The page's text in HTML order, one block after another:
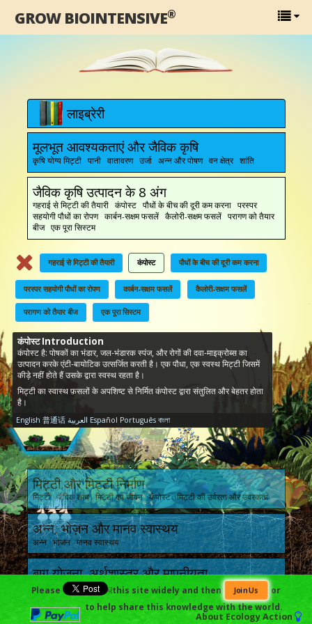
GROW BIOINTENSIVE®
लाइब्रेरी
मूलभूत आवश्यकताएं और जैविक कृषि
कृषि योग्य मिट्टी पानी वातावरण उर्जा अन्न और पोषण वन क्षेत्र शांति
जैविक कृषि उत्पादन के 8 अंग
गहराई से मिट्टी की तैयारी कंपोस्ट पौधों के बीच की दूरी कम करना परस्पर
सहयोगी पौधों का रोपण कार्बन-सक्षम फसलें कैलोरी-सक्षम फसलें परागण को तैयार
बीज एक पूरा सिस्टम
गहराई से मिट्टी की तैयारी कंपोस्ट पौधों के बीच की दूरी कम करना
परस्पर सहयोगी पौधों का रोपण कार्बन-सक्षम फसलें कैलोरी-सक्षम फसलें
परागण को तैयार बीज एक पूरा सिस्टम
कंपोस्ट Introduction
कंपोस्ट है: पोषकों का भंडार, जल-भंडारक स्पंज, और रोगों की दवा-माइक्रोब्स का
उत्पादन करके एंटी-बायोटिक उत्सर्जित करती है। एक पौधा, एक स्वस्थ मिट्टी जिसमें
कीड़े नहीं होते हैं उसके द्वारा स्वस्थ रहता है।
मिट्टी का स्वास्थ फ़सलों के अपशिष्ट से निर्मित कंपोस्ट द्वारा संतुलित और बेहतर होता
है।
English 普通话 العربية Español Português বাংলা
मिट्टी और मिट्टी निर्माण
मिट्टी जैविक तत्व मिट्टी का जीवन कंपोस्ट मिट्टी की उर्वरता और उर्वरकता
अन्न, भोज़न और मानव स्वास्थय
अन्न भोजन मानव स्वास्थय
बाग योज़ना, अर्थशास्त्र और मापनीयता
योजना आय और अर्थशास्त्र मापनीयता
मानव पर प्रभाव और निर्भरता
Please ￼this site widely and then Join Us
or
to help share this knowledge with the world.
About Ecology Action